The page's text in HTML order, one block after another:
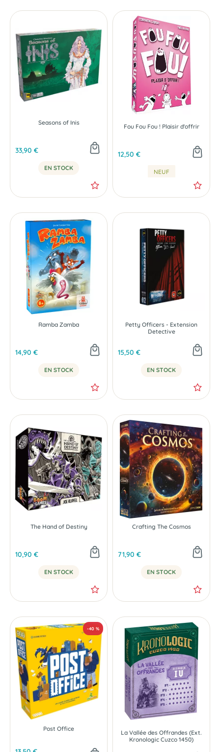
Seasons of Inis
33,90 €
EN STOCK
Fou Fou Fou ! Plaisir d'offrir
12,50 €
NEUF
Ramba Zamba
14,90 €
EN STOCK
Petty Officers - Extension
Detective
15,50 €
EN STOCK
The Hand of Destiny
10,90 €
EN STOCK
Crafting The Cosmos
71,90 €
EN STOCK
Post Office
La Vallée des Offrandes (Ext.
Kronologic Cuzco 1450)